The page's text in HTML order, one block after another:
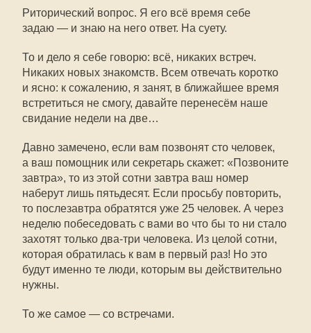
Риторический вопрос. Я его всё время себе
задаю — и знаю на него ответ. На суету.
То и дело я себе говорю: всё, никаких встреч.
Никаких новых знакомств. Всем отвечать коротко
и ясно: к сожалению, я занят, в ближайшее время
встретиться не смогу, давайте перенесём наше
свидание недели на две…
Давно замечено, если вам позвонят сто человек,
а ваш помощник или секретарь скажет: «Позвоните
завтра», то из этой сотни завтра ваш номер
наберут лишь пятьдесят. Если просьбу повторить,
то послезавтра обратятся уже 25 человек. А через
неделю побеседовать с вами во что бы то ни стало
захотят только два-три человека. Из целой сотни,
которая обратилась к вам в первый раз! Но это
будут именно те люди, которым вы действительно
нужны.
То же самое — со встречами.